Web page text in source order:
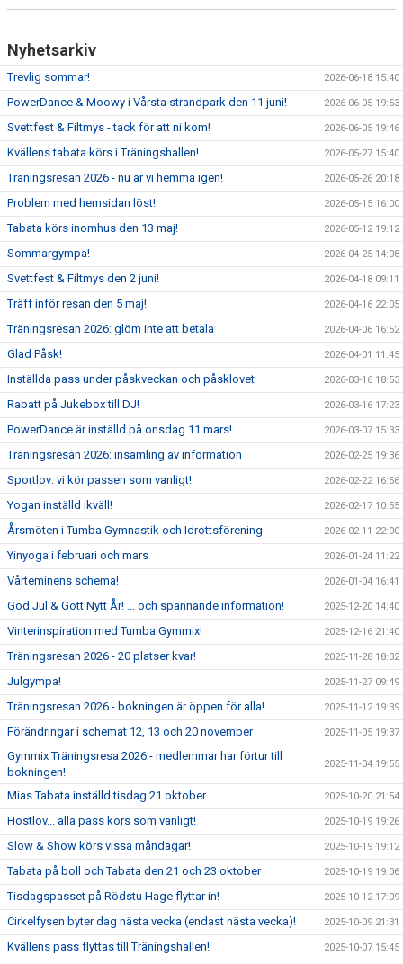
PRISER
ANMÄLAN
Nyhetsarkiv
Trevlig sommar! 2026-06-18 15:40
PowerDance & Moowy i Vårsta strandpark den 11 juni! 2026-06-05 19:53
Svettfest & Filtmys - tack för att ni kom! 2026-06-05 19:46
Kvällens tabata körs i Träningshallen! 2026-05-27 15:40
Träningsresan 2026 - nu är vi hemma igen! 2026-05-26 20:18
Problem med hemsidan löst! 2026-05-15 16:00
Tabata körs inomhus den 13 maj! 2026-05-12 19:12
Sommargympa! 2026-04-25 14:08
Svettfest & Filtmys den 2 juni! 2026-04-18 09:11
Träff inför resan den 5 maj! 2026-04-16 22:05
Träningsresan 2026: glöm inte att betala 2026-04-06 16:52
Glad Påsk! 2026-04-01 11:45
Inställda pass under påskveckan och påsklovet 2026-03-16 18:53
Rabatt på Jukebox till DJ! 2026-03-16 17:23
PowerDance är inställd på onsdag 11 mars! 2026-03-07 15:33
Träningsresan 2026: insamling av information 2026-02-25 19:36
Sportlov: vi kör passen som vanligt! 2026-02-22 16:56
Yogan inställd ikväll! 2026-02-17 10:55
Årsmöten i Tumba Gymnastik och Idrottsförening 2026-02-11 22:00
Yinyoga i februari och mars 2026-01-24 11:22
Vårteminens schema! 2026-01-04 16:41
God Jul & Gott Nytt År! ... och spännande information! 2025-12-20 14:40
Vinterinspiration med Tumba Gymmix! 2025-12-16 21:40
Träningsresan 2026 - 20 platser kvar! 2025-11-28 18:32
Julgympa! 2025-11-27 09:49
Träningsresan 2026 - bokningen är öppen för alla! 2025-11-12 19:39
Förändringar i schemat 12, 13 och 20 november 2025-11-05 19:37
Gymmix Träningsresa 2026 - medlemmar har förtur till
bokningen!
2025-11-04 19:55
Mias Tabata inställd tisdag 21 oktober 2025-10-20 21:54
Höstlov... alla pass körs som vanligt! 2025-10-19 19:26
Slow & Show körs vissa måndagar! 2025-10-19 19:12
Tabata på boll och Tabata den 21 och 23 oktober 2025-10-19 19:06
Tisdagspasset på Rödstu Hage flyttar in! 2025-10-12 17:09
Cirkelfysen byter dag nästa vecka (endast nästa vecka)! 2025-10-09 21:31
Kvällens pass flyttas till Träningshallen! 2025-10-07 15:45